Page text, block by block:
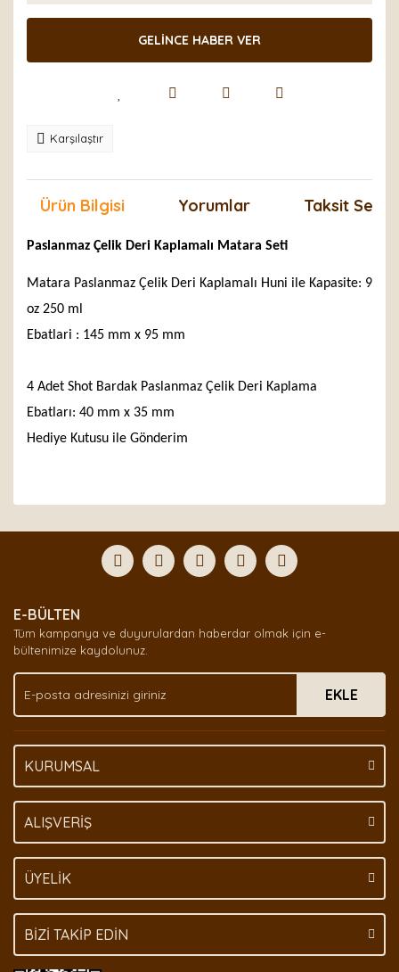
GELİNCE HABER VER
Karşılaştır
Ürün Bilgisi Yorumlar Taksit
Paslanmaz Çelik Deri Kaplamalı Matara Seti
Matara Paslanmaz Çelik Deri Kaplamalı Huni ile Kapasite: 9
oz 250 ml
Ebatlari : 145 mm x 95 mm
4 Adet Shot Bardak Paslanmaz Çelik Deri Kaplama
Ebatları: 40 mm x 35 mm
Hediye Kutusu ile Gönderim
Yorum Yaz
formunu kullanarak tarafımıza iletebilirsiniz.
Görüş ve önerileriniz için teşekkür ederiz.
Ürün açıklamasında eksik bilgiler bulunuyor.
Ürün bilgilerinde hatalar bulunuyor.
Bu ürüne benzer farklı alternatifler olmalı.
E-BÜLTEN
Tüm kampanya ve duyurulardan haberdar olmak için e-
bültenimize kaydolunuz.
EKLE
KURUMSAL
ALIŞVERİŞ
ÜYELİK
BİZİ TAKİP EDİN